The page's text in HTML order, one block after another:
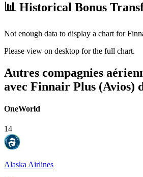
📊 Historical Bonus
Not enough data to display a chart for
Please view on desktop for the full chart.
Autres compagnies
avec Finnair Plus (Avios)
OneWorld
14
Alaska Airlines